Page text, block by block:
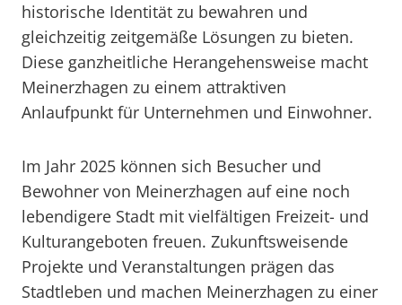
historische Identität zu bewahren und
gleichzeitig zeitgemäße Lösungen zu bieten.
Diese ganzheitliche Herangehensweise macht
Meinerzhagen zu einem attraktiven
Anlaufpunkt für Unternehmen und Einwohner.
Im Jahr 2025 können sich Besucher und
Bewohner von Meinerzhagen auf eine noch
lebendigere Stadt mit vielfältigen Freizeit- und
Kulturangeboten freuen. Zukunftsweisende
Projekte und Veranstaltungen prägen das
Stadtleben und machen Meinerzhagen zu einer